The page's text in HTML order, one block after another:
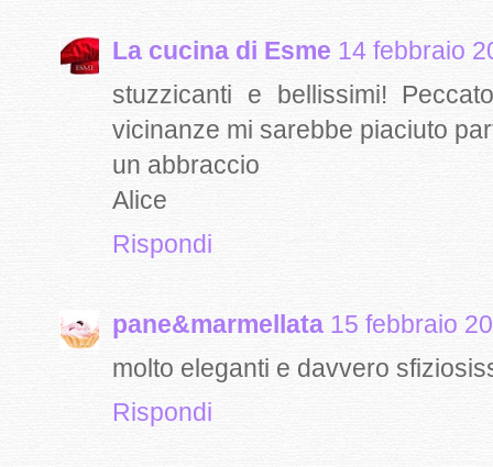
La cucina di Esme 14 febbraio
stuzzicanti e bellissimi!
vicinanze mi sarebbe piaciuto
un abbraccio
Alice
Rispondi
pane&marmellata 15 febbraio
molto eleganti e davvero
Rispondi